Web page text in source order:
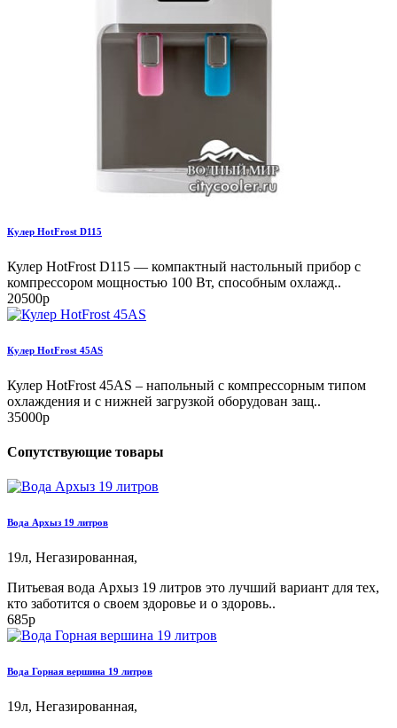
Кулер HotFrost D115
Кулер HotFrost D115 — компактный настольный прибор с
компрессором мощностью 100 Вт, способным охлажд..
20500р
Кулер HotFrost 45AS
Кулер HotFrost 45AS – напольный с компрессорным типом
охлаждения и с нижней загрузкой оборудован защ..
35000р
Сопутствующие товары
Вода Архыз 19 литров
19л, Негазированная,
Питьевая вода Архыз 19 литров это лучший вариант для тех,
кто заботится о своем здоровье и о здоровь..
685р
Вода Горная вершина 19 литров
19л, Негазированная,